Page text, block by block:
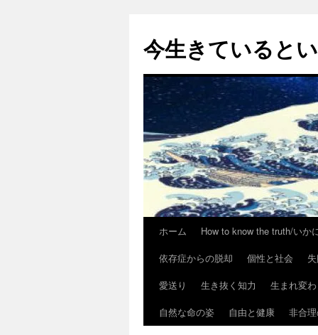
今生きていると
ホーム
How to know the truth/いか
依存症からの脱却
個性と社会
愛送り
生き抜く知力
生まれ変
自然な命の姿
自由と健康 非合